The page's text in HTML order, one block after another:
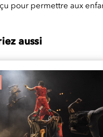
pour permettre aux
aussi